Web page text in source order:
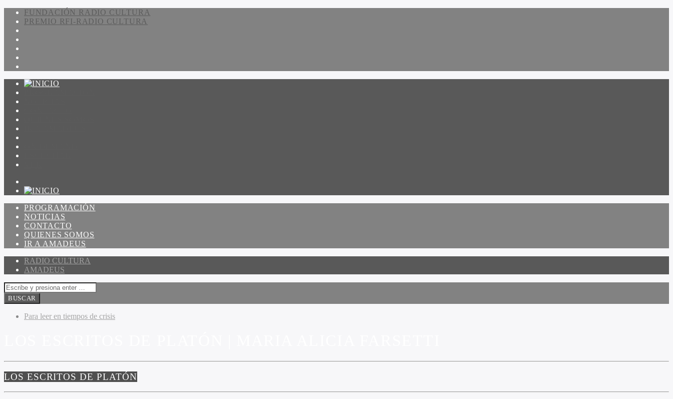
FUNDACIÓN RADIO CULTURA
PREMIO RFI-RADIO CULTURA
PROGRAMACIÓN
NOTICIAS
CONTACTO
QUIENES SOMOS
IR A AMADEUS
RADIO CULTURA
AMADEUS
Para leer en tiempos de crisis
LOS ESCRITOS DE PLATÓN